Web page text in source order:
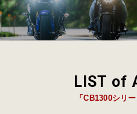
LIST of
「CB1300シリ